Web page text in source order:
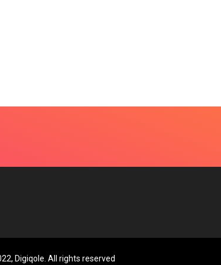
Digiqole. All rights reserved